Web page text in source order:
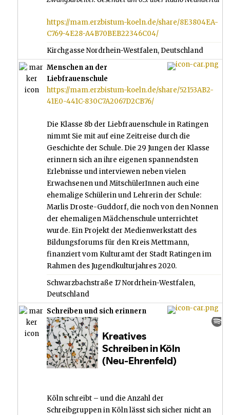
https://mam.erzbistum-koeln.de/share/8E3804EA-
C769-4E28-A4B70BEB22346C04/
Kirchgasse Nordrhein-Westfalen, Deutschland
Menschen an der
Liebfrauenschule
https://mam.erzbistum-koeln.de/share/52153AB2-
41E0-441C-830C7A2067D2CB76/
Die Klasse 8b der Liebfrauenschule in Ratingen
nimmt Sie mit auf eine Zeitreise durch die
Geschichte der Schule. Die 29 Jungen der Klasse
erinnern sich an ihre eigenen spannendsten
Erlebnisse und interviewen neben vielen
Erwachsenen und MitschülerInnen auch eine
ehemalige Schülerin und Lehrerin der Schule:
Marlis Droste-Guddorf, die noch von den Nonnen
der ehemaligen Mädchenschule unterrichtet
wurde. Ein Projekt der Medienwerkstatt des
Bildungsforums für den Kreis Mettmann,
finanziert vom Kulturamt der Stadt Ratingen im
Rahmen des Jugendkulturjahres 2020.
Schwarzbachstraße 17 Nordrhein-Westfalen,
Deutschland
Schreiben und sich erinnern
Köln schreibt – und die Anzahl der
Schreibgruppen in Köln lässt sich sicher nicht an